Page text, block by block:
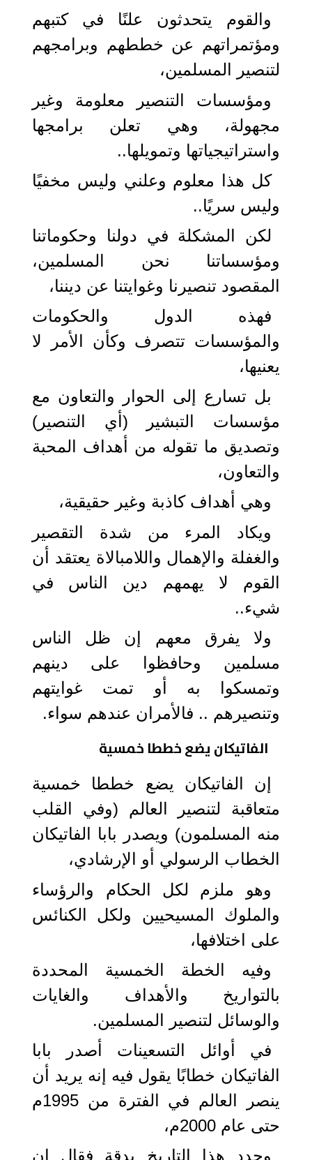
والقوم يتحدثون علنًا في كتبهم
ومؤتمراتهم عن خططهم وبرامجهم
لتنصير المسلمين،
ومؤسسات التنصير معلومة وغير
مجهولة، وهي تعلن برامجها
واستراتيجياتها وتمويلها..
كل هذا معلوم وعلني وليس مخفيًا
وليس سريًا..
لكن المشكلة في دولنا وحكوماتنا
ومؤسساتنا نحن المسلمين،
المقصود تنصيرنا وغوايتنا عن ديننا،
فهذه الدول والحكومات
والمؤسسات تتصرف وكأن الأمر لا
يعنيها،
بل تسارع إلى الحوار والتعاون مع
مؤسسات التبشير (أي التنصير)
وتصديق ما تقوله من أهداف المحبة
والتعاون،
وهي أهداف كاذبة وغير حقيقية،
ويكاد المرء من شدة التقصير
والغفلة والإهمال واللامبالاة يعتقد أن
القوم لا يهمهم دين الناس في
شيء..
ولا يفرق معهم إن ظل الناس
مسلمين وحافظوا على دينهم
وتمسكوا به أو تمت غوايتهم
وتنصيرهم .. فالأمران عندهم سواء.
الفاتيكان يضع خططا خمسية
إن الفاتيكان يضع خططا خمسية
متعاقبة لتنصير العالم (وفي القلب
منه المسلمون) ويصدر بابا الفاتيكان
الخطاب الرسولي أو الإرشادي،
وهو ملزم لكل الحكام والرؤساء
والملوك المسيحيين ولكل الكنائس
على اختلافها،
وفيه الخطة الخمسية المحددة
بالتواريخ والأهداف والغايات
والوسائل لتنصير المسلمين.
في أوائل التسعينات أصدر بابا
الفاتيكان خطابًا يقول فيه إنه يريد أن
ينصر العالم في الفترة من 1995م
حتى عام 2000م،
وحدد هذا التاريخ بدقة فقال إن